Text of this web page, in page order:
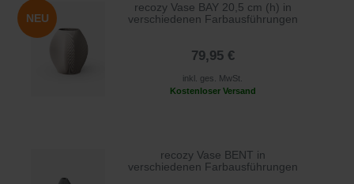
NEU
recozy Vase BAY 20,5 cm (h) in
verschiedenen Farbausführungen
79,95 €
inkl. ges. MwSt.
Kostenloser Versand
recozy Vase BENT in
verschiedenen Farbausführungen